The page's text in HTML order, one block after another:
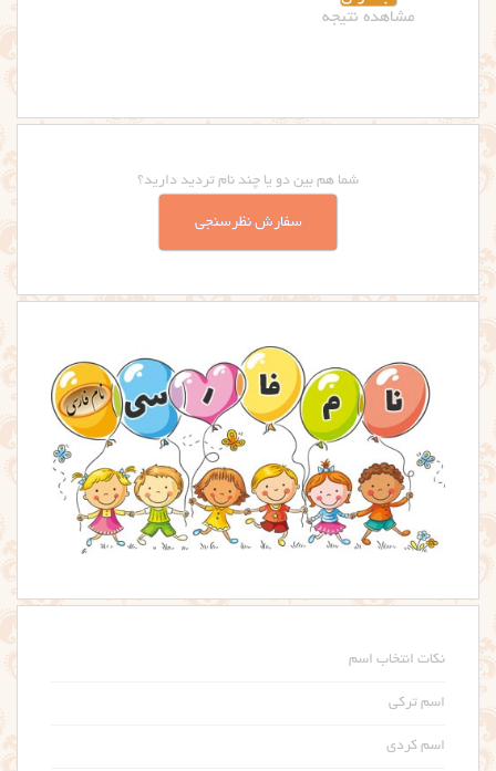
شما هم بین دو یا چند نام تردید دارید؟
سفارش نظرسنجی
نکات انتخاب اسم
اسم ترکی
اسم کردی